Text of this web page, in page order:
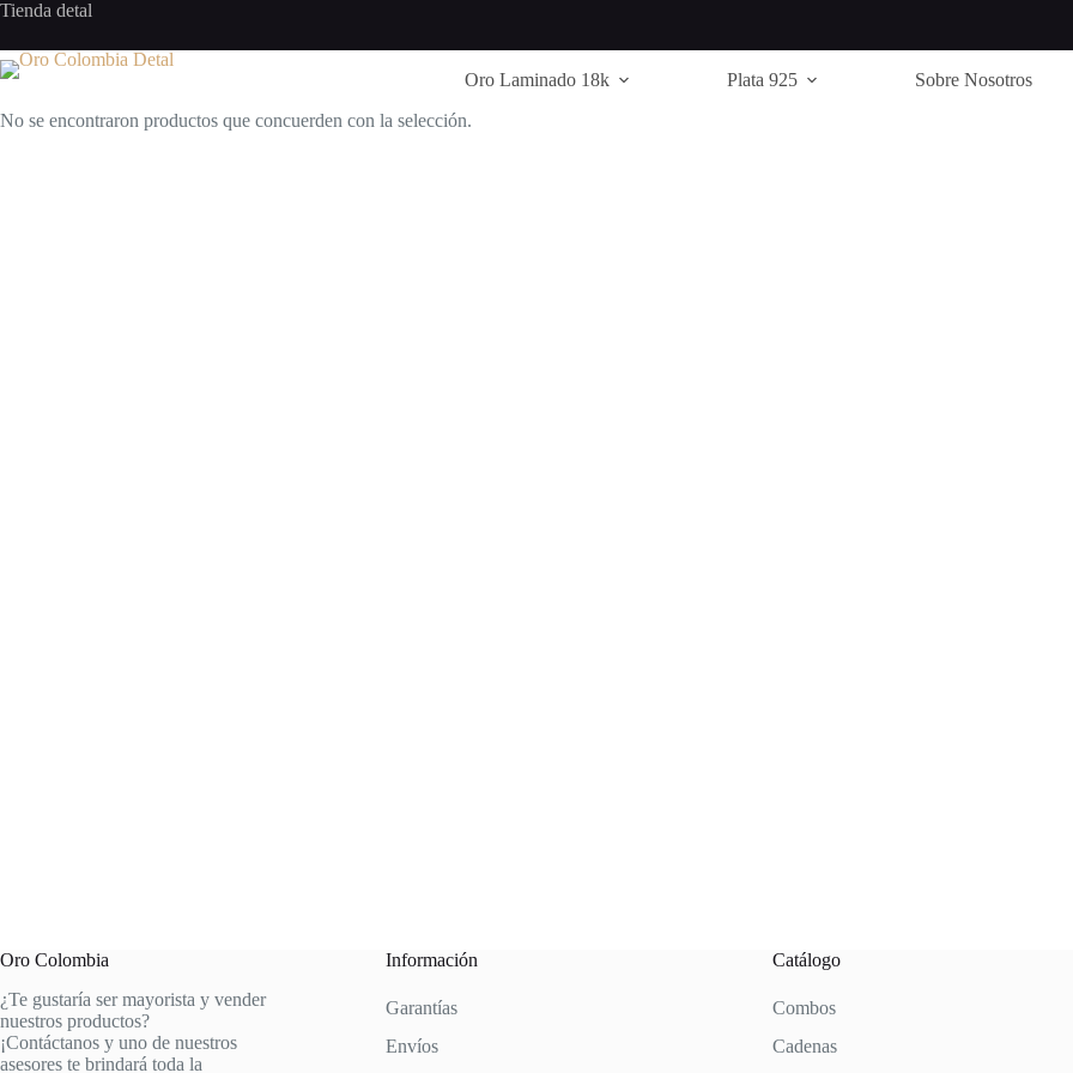
Saltar
contenido
Tienda detal
Oro Laminado 18k Plata 925 Sobre Nosotros
No se encontraron productos que concuerden con la selección.
Oro Colombia
¿Te gustaría ser mayorista y vender
nuestros productos?
¡Contáctanos y uno de nuestros
asesores te brindará toda la
Información
Garantías
Envíos
Catálogo
Combos
Cadenas